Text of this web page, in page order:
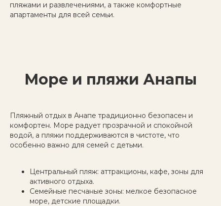
пляжами и развлечениями, а также комфортные
апартаменты для всей семьи.
Море и пляжи Анапы
Пляжный отдых в Анапе традиционно безопасен и
комфортен. Море радует прозрачной и спокойной
водой, а пляжи поддерживаются в чистоте, что
особенно важно для семей с детьми.
Центральный пляж: аттракционы, кафе, зоны для
активного отдыха.
Семейные песчаные зоны: мелкое безопасное
море, детские площадки.